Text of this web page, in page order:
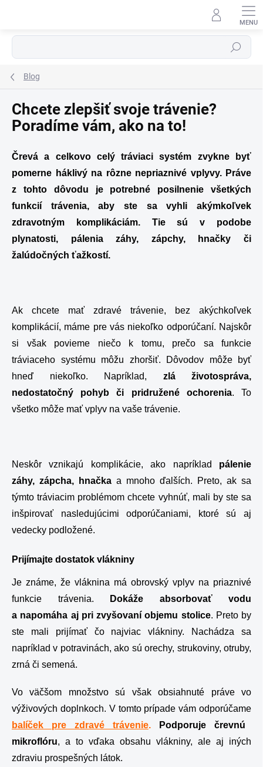
Hľadať
Blog
Chcete zlepšiť svoje trávenie?
Poradíme vám, ako na to!
Črevá a celkovo celý tráviaci systém zvykne byť
pomerne háklivý na rôzne nepriaznivé vplyvy. Práve
z tohto dôvodu je potrebné posilnenie všetkých
funkcií trávenia, aby ste sa vyhli akýmkoľvek
zdravotným komplikáciám. Tie sú v podobe
plynatosti, pálenia záhy, zápchy, hnačky či
žalúdočných ťažkostí.
Ak chcete mať zdravé trávenie, bez akýchkoľvek
komplikácií, máme pre vás niekoľko odporúčaní. Najskôr
si však povieme niečo k tomu, prečo sa funkcie
tráviaceho systému môžu zhoršiť. Dôvodov môže byť
hneď niekoľko. Napríklad, zlá životospráva,
nedostatočný pohyb či pridružené ochorenia. To
všetko môže mať vplyv na vaše trávenie.
Neskôr vznikajú komplikácie, ako napríklad pálenie
záhy, zápcha, hnačka a mnoho ďalších. Preto, ak sa
týmto tráviacim problémom chcete vyhnúť, mali by ste sa
inšpirovať nasledujúcimi odporúčaniami, ktoré sú aj
vedecky podložené.
Prijímajte dostatok vlákniny
Je známe, že vláknina má obrovský vplyv na priaznivé
funkcie trávenia.
Dokáže absorbovať vodu
a napomáha aj pri zvyšovaní objemu stolice. Preto by
ste mali prijímať čo najviac vlákniny. Nachádza sa
napríklad v potravinách, ako sú orechy, strukoviny, otruby,
zrná či semená.
Vo väčšom množstvo sú však obsiahnuté práve vo
výživových doplnkoch. V tomto prípade vám odporúčame
balíček pre zdravé trávenie. Podporuje črevnú
mikroflóru, a to vďaka obsahu vlákniny, ale aj iných
zdraviu prospešných látok.